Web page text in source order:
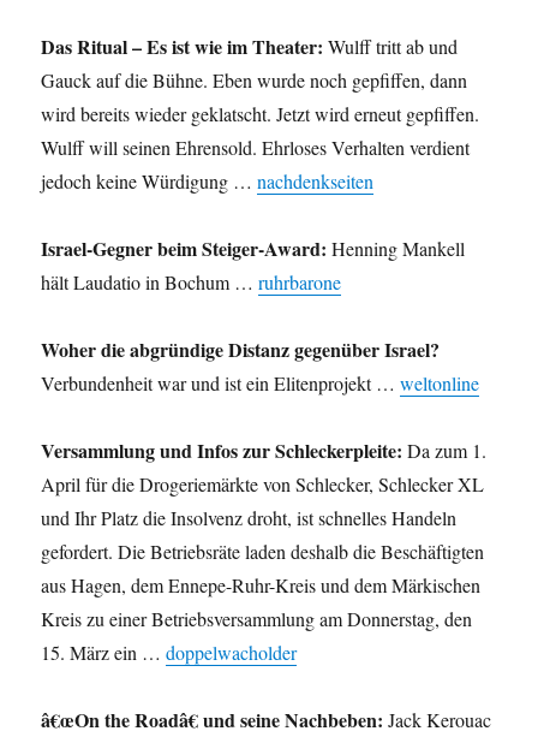
Das Ritual – Es ist wie im Theater: Wulff tritt ab und
Gauck auf die Bühne. Eben wurde noch gepfiffen, dann
wird bereits wieder geklatscht. Jetzt wird erneut gepfiffen.
Wulff will seinen Ehrensold. Ehrloses Verhalten verdient
jedoch keine Würdigung …nachdenkseiten
Israel-Gegner beim Steiger-Award: Henning Mankell
hält Laudatio in Bochum …ruhrbarone
Woher die abgründige Distanz gegenüber Israel?
Verbundenheit war und ist ein Elitenprojekt …weltonline
Versammlung und Infos zur Schleckerpleite: Da zum 1.
April für die Drogeriemärkte von Schlecker, Schlecker XL
und Ihr Platz die Insolvenz droht, ist schnelles Handeln
gefordert. Die Betriebsräte laden deshalb die Beschäftigten
aus Hagen, dem Ennepe-Ruhr-Kreis und dem Märkischen
Kreis zu einer Betriebsversammlung am Donnerstag, den
15. März ein …doppelwacholder
â€œOn the Roadâ€ und seine Nachbeben: Jack Kerouac